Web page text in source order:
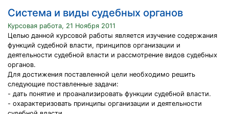
Система и виды судебных органов
Курсовая работа, 21 Ноября 2011
Целью данной курсовой работы является изучение содержания
функций судебной власти, принципов организации и
деятельности судебной власти и рассмотрение видов судебных
органов.
Для достижения поставленной цели необходимо решить
следующие поставленные задачи:
- дать понятие и проанализировать функции судебной власти.
- охарактеризовать принципы организации и деятельности